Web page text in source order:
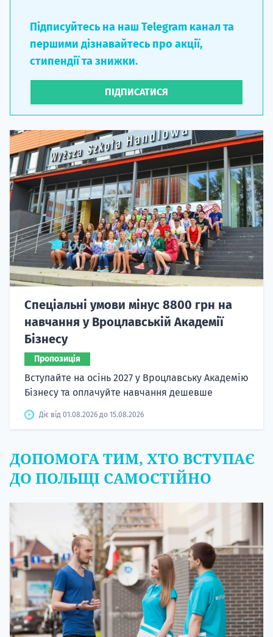
Підписуйтесь на наш Telegram канал та
першими дізнавайтесь про акції,
стипендії та знижки.
ПІДПИСАТИСЯ
Спеціальні умови мінус 8800 грн на
навчання у Вроцлавській Академії
Бізнесу
Пропозиція
Вступайте на осінь 2027 у Вроцлавську Академію
Бізнесу та оплачуйте навчання дешевше
Діє від 01.08.2026 до 15.08.2026
ДОПОМОГА ТИМ, ХТО ВСТУПАЄ
ДО ПОЛЬЩІ САМОСТІЙНО